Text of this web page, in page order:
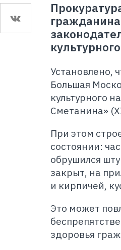
Установлено,
Большая
культурного
Сметанина»
При этом
состоянии:
обрушился
закрыт, на
и кирпичей,
Это может
здоровья